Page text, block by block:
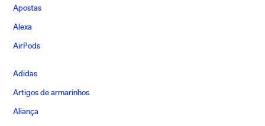
Apostas
Alexa
AirPods
Adidas
Artigos de armarinhos
Aliança